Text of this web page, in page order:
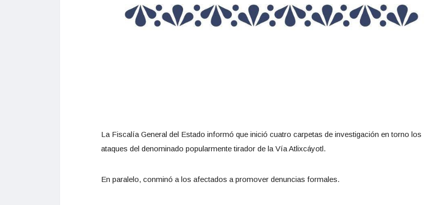
La Fiscalía General del Estado informó que inició cuatro carpetas de investigación en torno los
ataques del denominado popularmente tirador de la Vía Atlixcáyotl.
En paralelo, conminó a los afectados a promover denuncias formales.